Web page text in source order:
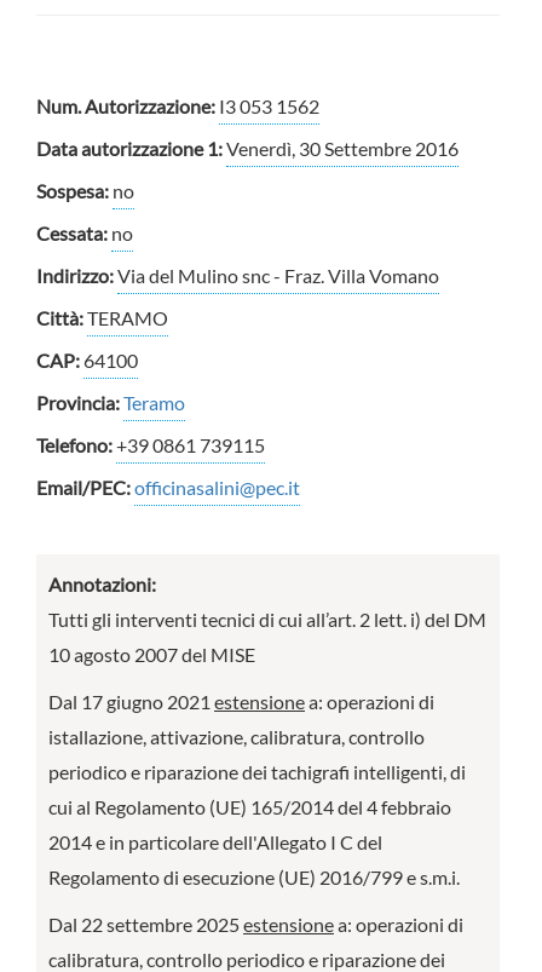
Num. Autorizzazione: I3 053 1562
Data autorizzazione 1:Venerdì, 30 Settembre 2016
Sospesa: no
Cessata: no
Indirizzo:Via del Mulino snc - Fraz. Villa Vomano
Città:TERAMO
CAP:64100
Provincia:Teramo
Telefono:+39 0861 739115
Email/PEC:officinasalini@pec.it
Annotazioni:
Tutti gli interventi tecnici di cui all’art. 2 lett. i) del DM
10 agosto 2007 del MISE
Dal 17 giugno 2021 estensionea: operazioni di
istallazione, attivazione, calibratura, controllo
periodico e riparazione dei tachigrafi intelligenti, di
cui al Regolamento (UE) 165/2014 del 4 febbraio
2014 e in particolare dell'Allegato I C del
Regolamento di esecuzione (UE) 2016/799 e s.m.i.
Dal 22 settembre 2025estensionea: operazioni di
calibratura, controllo periodico e riparazione dei